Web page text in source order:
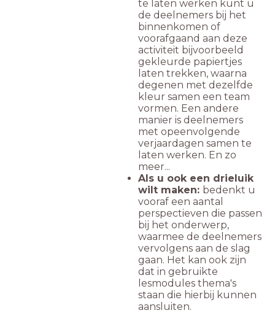
te laten werken kunt u
de deelnemers bij het
binnenkomen of
voorafgaand aan deze
activiteit bijvoorbeeld
gekleurde papiertjes
laten trekken, waarna
degenen met dezelfde
kleur samen een team
vormen. Een andere
manier is deelnemers
met opeenvolgende
verjaardagen samen te
laten werken. En zo
meer...
Als u ook een drieluik
wilt maken: bedenkt u
vooraf een aantal
perspectieven die passen
bij het onderwerp,
waarmee de deelnemers
vervolgens aan de slag
gaan. Het kan ook zijn
dat in gebruikte
lesmodules thema's
staan die hierbij kunnen
aansluiten.